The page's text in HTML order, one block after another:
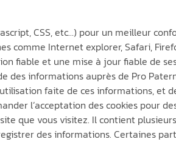
CSS, etc…) pour un meilleur
comme Internet explorer, Safari,
fiable et une mise à jour fiable de
des informations auprès de Pro
faite de ces informations, et
l’acceptation des cookies pour
que vous visitez. Il contient
des informations. Certaines